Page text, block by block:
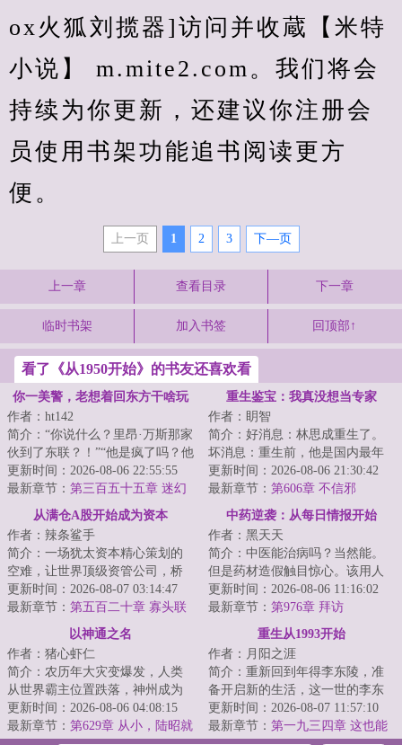
ox火狐刘揽器]访问并收蔵【米特
小说】 m.mite2.com。我们将会
持续为你更新，还建议你注册会
员使用书架功能追书阅读更方
便。
上一页 1 2 3 下—页
上一章 查看目录 下一章
临时书架 加入书签 回顶部↑
看了《从1950开始》的书友还喜欢看
你一美警，老想着回东方干啥玩
作者：ht142
简介：“你说什么？里昂·万斯那家
伙到了东联？！”“他是疯了吗？他
在西雅图是精英、是英雄、是年
薪十万...
更新时间：2026-08-06 22:55:55
最新章节： 第三百五十五章 迷幻
猫外围的侦察哨？
重生鉴宝：我真没想当专家
作者：眀智
简介：好消息：林思成重生了。
坏消息：重生前，他是国内最年
轻的考古学家，文物鉴定、保护
及修复等学科带...
更新时间：2026-08-06 21:30:42
最新章节： 第606章 不信邪
从满仓A股开始成为资本
作者：辣条鲨手
简介：一场犹太资本精心策划的
空难，让世界顶级资管公司，桥
水基金的经理张扬意外重回年。
这一年，次贷危...
更新时间：2026-08-07 03:14:47
最新章节： 第五百二十章 寡头联
手套绞索，张扬匹配资本队友
中药逆袭：从每日情报开始
作者：黑天天
简介：中医能治病吗？当然能。
但是药材造假触目惊心。该用人
参炮制的红参，却被商家用更便
宜的西洋参代替...
更新时间：2026-08-06 11:16:02
最新章节： 第976章 拜访
以神通之名
作者：猪心虾仁
简介：农历年大灾变爆发，人类
从世界霸主位置跌落，神州成为
人类最后的自留地。年，武侯陆
昭正在接受调查...
更新时间：2026-08-06 04:08:15
最新章节： 第629章 从小，陆昭就
重生从1993开始
作者：月阳之涯
简介：重新回到年得李东陵，准
备开启新的生活，这一世的李东
陵，决定过好自己的生活，也要
做自己想做的事...
更新时间：2026-08-07 11:57:10
最新章节： 第一九三四章 这也能